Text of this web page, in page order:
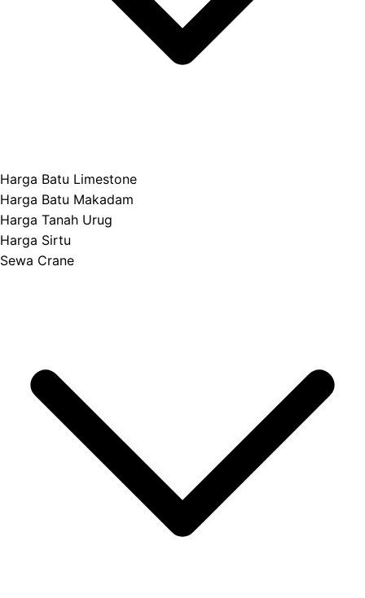
Harga Batu Limestone
Harga Batu Makadam
Harga Tanah Urug
Harga Sirtu
Sewa Crane